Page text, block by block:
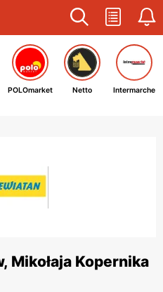
POLOmarket Netto Intermarche
Mikołaja Kopernika